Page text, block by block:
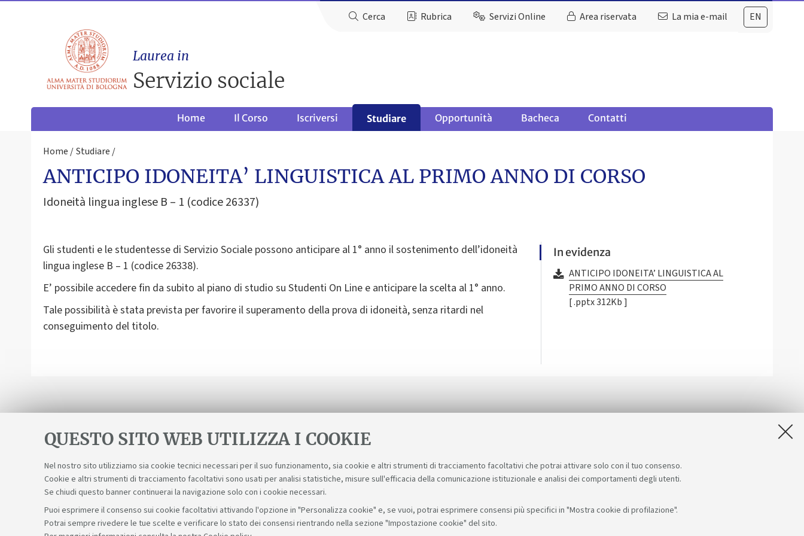
QUESTO SITO WEB UTILIZZA I COOKIE
Nel nostro sito utilizziamo sia cookie tecnici necessari per il suo funzionamento, sia cookie e altri strumenti di tracciamento facoltativi che potrai attivare solo con il tuo consenso.
Cookie e altri strumenti di tracciamento facoltativi sono usati per analisi statistiche, misure sull'efficacia della comunicazione istituzionale e analisi dei comportamenti degli utenti.
Se chiudi questo banner continuerai la navigazione solo con i cookie necessari.
Puoi esprimere il consenso sui cookie facoltativi attivando l'opzione in "Personalizza cookie" e, se vuoi, potrai esprimere consensi più specifici in "Mostra cookie di profilazione".
Potrai sempre rivedere le tue scelte e verificare lo stato dei consensi rientrando nella sezione "Impostazione cookie" del sito.
EN
Cerca Rubrica Servizi Online Area riservata La mia e-mail
Laurea in
Servizio sociale
Home Il Corso Iscriversi Studiare Opportunità Bacheca Contatti
Home Studiare
ANTICIPO IDONEITA’ LINGUISTICA AL PRIMO ANNO DI CORSO
Idoneità lingua inglese B – 1 (codice 26337)
Gli studenti e le studentesse di Servizio Sociale possono anticipare al 1° anno il sostenimento dell’idoneità
lingua inglese B – 1 (codice 26338).
E’ possibile accedere fin da subito al piano di studio su Studenti On Line e anticipare la scelta al 1° anno.
Tale possibilità è stata prevista per favorire il superamento della prova di idoneità, senza ritardi nel
conseguimento del titolo.
In evidenza
ANTICIPO IDONEITA’ LINGUISTICA AL
PRIMO ANNO DI CORSO
[ .pptx 312Kb ]